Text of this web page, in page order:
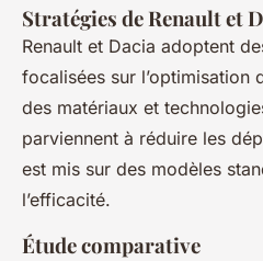
Stratégies de Renault et
Renault et Dacia adoptent
focalisées sur l’optimisation
des matériaux et
parviennent à réduire les
est mis sur des modèles
l’efficacité.
Étude comparative